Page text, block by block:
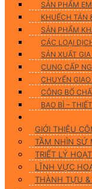
SẢN PHẨM
KHUẾCH TÁN
SẢN PHẨM
CÁC LOẠI
SẢN XUẤT
CUNG CẤP
CHUYỂN
CÔNG BỐ
BAO BÌ –
GIỚI THIỆU
TẦM NHÌN SỨ
TRIẾT LÝ
LĨNH VỰC
THÀNH TỰU